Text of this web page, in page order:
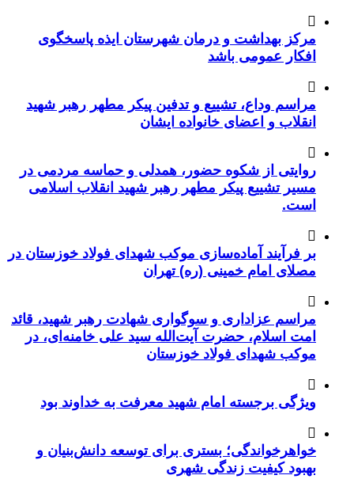
مرکز بهداشت و درمان شهرستان ایذه پاسخگوی
افکار عمومی باشد
مراسم وداع، تشییع و تدفین پیکر مطهر رهبر شهید
انقلاب و اعضای خانواده ایشان
روایتی از شکوه حضور، همدلی و حماسه مردمی در
مسیر تشییع پیکر مطهر رهبر شهید انقلاب اسلامی
است.
بر فرآیند آماده‌سازی موکب شهدای فولاد خوزستان در
مصلای امام خمینی (ره) تهران
مراسم عزاداری و سوگواری شهادت رهبر شهید، قائد
امت اسلام، حضرت آیت‌الله سید علی خامنه‌ای، در
موکب شهدای فولاد خوزستان
ویژگی برجسته امام شهید معرفت به خداوند بود
خواهرخواندگی؛ بستری برای توسعه دانش‌بنیان و
بهبود کیفیت زندگی شهری